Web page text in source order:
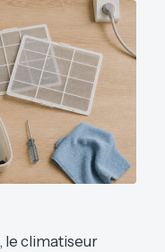
le climatiseur